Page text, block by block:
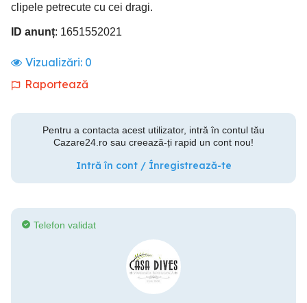
clipele petrecute cu cei dragi.
ID anunț: 1651552021
Vizualizări: 0
Raportează
Pentru a contacta acest utilizator, intră în contul tău
Cazare24.ro sau creează-ți rapid un cont nou!
Intră în cont / Înregistrează-te
Telefon validat